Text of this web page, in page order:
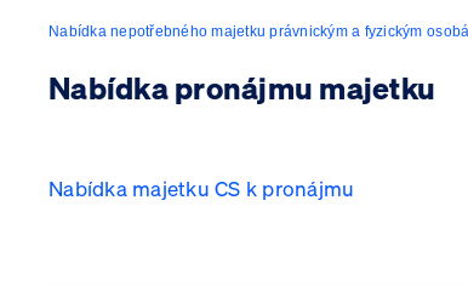
Nabídka nepotřebného majetku právnickým a fyzickým
Nabídka pronájmu majetku
Nabídka majetku CS k pronájmu